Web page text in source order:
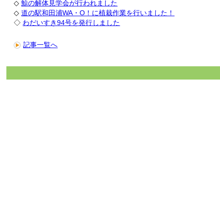
◇鯨の解体見学会が行われました
◇道の駅和田浦WA・O！に植栽作業を行いました！
◇ わだいすき94号を発行しました
記事一覧へ